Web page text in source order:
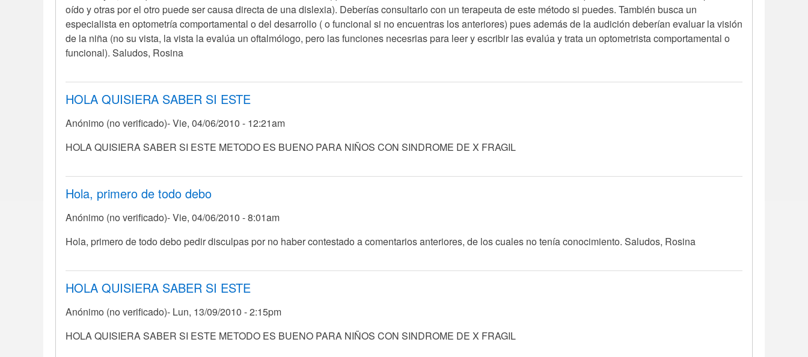
a
Hola,
soy
de
,
por
(no
oído y otras por el otro puede ser causa directa de una dislexia). Deberías consultarlo con un terapeuta de este método si puedes. También busca un
especialista en optometría comportamental o del desarrollo ( o funcional si no encuentras los anteriores) pues además de la audición deberían evaluar la visión
de la niña (no su vista, la vista la evalúa un oftalmólogo, pero las funciones necesrias para leer y escribir las evalúa y trata un optometrista comportamental o
funcional). Saludos, Rosina
HOLA QUISIERA SABER SI ESTE
Anónimo (no verificado) Vie, 04/06/2010 - 12:21am
HOLA QUISIERA SABER SI ESTE METODO ES BUENO PARA NIÑOS CON SINDROME DE X FRAGIL
Hola, primero de todo debo
Anónimo (no verificado) Vie, 04/06/2010 - 8:01am
Hola, primero de todo debo pedir disculpas por no haber contestado a comentarios anteriores, de los cuales no tenía conocimiento. Saludos, Rosina
HOLA QUISIERA SABER SI ESTE
Anónimo (no verificado) Lun, 13/09/2010 - 2:15pm
En
HOLA QUISIERA SABER SI ESTE METODO ES BUENO PARA NIÑOS CON SINDROME DE X FRAGIL